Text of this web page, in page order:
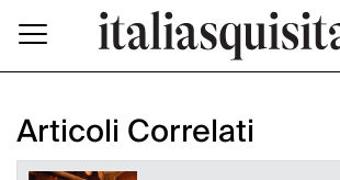
Articoli Correlati